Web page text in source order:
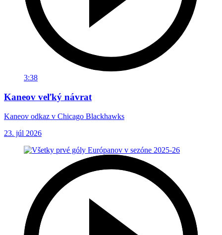
3:38
Kaneov veľký návrat
Kaneov odkaz v Chicago Blackhawks
23. júl 2026